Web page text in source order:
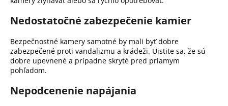
Nedostatočné zabezpečenie kamier
Bezpečnostné kamery samotné by mali byť dobre
zabezpečené proti vandalizmu a krádeži. Uistite sa, že sú
dobre upevnené a prípadne skryté pred priamym
pohľadom.
Nepodcenenie napájania